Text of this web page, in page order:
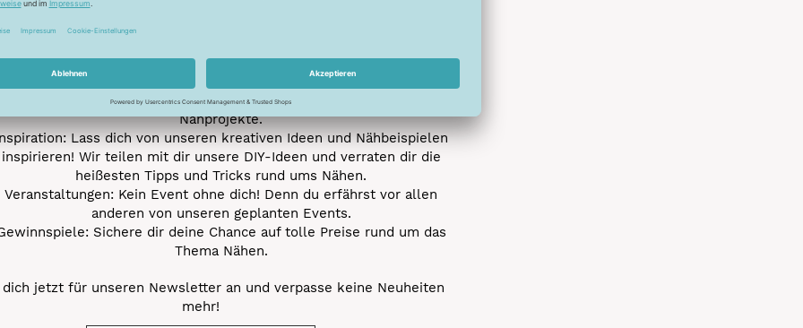
von unseren Aktionen und Rabatten!
Neue Stoffe entdecken: Wir informieren dich regelmäßig über die
neuesten Stofftrends der Saison. Plane mit uns deine neuen
Nähprojekte.
Lass dich von unseren kreativen Ideen und Nähbeispielen
inspirieren! Wir teilen mit dir unsere DIY-Ideen und verraten dir die
heißesten Tipps und Tricks rund ums Nähen.
Veranstaltungen: Kein Event ohne dich! Denn du erfährst vor allen
anderen von unseren geplanten Events.
Sichere dir deine Chance auf tolle Preise rund um das
Thema Nähen.
dich jetzt für unseren Newsletter an und verpasse keine Neuheiten
mehr!